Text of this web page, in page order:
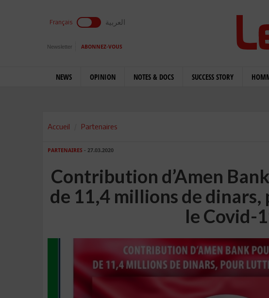
Français العربية
Newsletter ABONNEZ-VOUS
NEWS OPINION NOTES & DOCS SUCCESS STORY
Accueil Partenaires
PARTENAIRES - 27.03.2020
Contribution d’Amen
de 11,4 millions de
le Covid-